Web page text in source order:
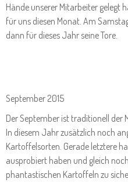
Hände unserer Mitarbeiter gelegt
für uns diesen Monat. Am
dann für dieses Jahr seine Tore.
September 2015
Der September ist traditionell der
In diesem Jahr zusätzlich noch
Kartoffelsorten. Gerade letztere
ausprobiert haben und gleich
phantastischen Kartoffeln zu